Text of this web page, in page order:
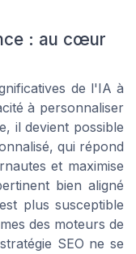
: au cœur
de l'IA à
à personnaliser
il devient possible
qui répond
et maximise
bien aligné
plus susceptible
des moteurs de
SEO ne se